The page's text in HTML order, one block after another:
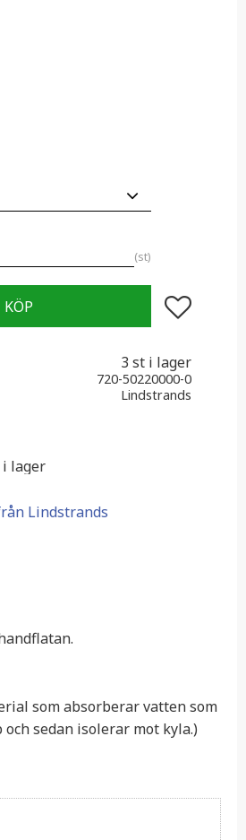
st
Lägg till i
3 st i lager
720-50220000-0
Lindstrands
i lager
Lindstrands
som absorberar vatten som
sedan isolerar mot kyla.)